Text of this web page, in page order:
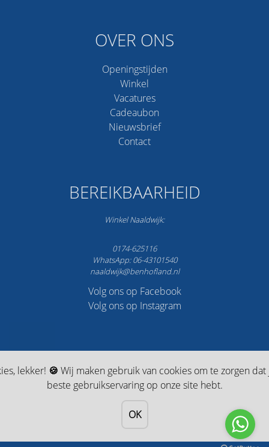
lekker! 🍪 Wij maken gebruik van cookies om te zorgen
beste gebruikservaring op onze site hebt.
OK
OVER ONS
Openingstijden
Winkel
Vacatures
Cadeaubon
Nieuwsbrief
Contact
BEREIKBAARHEID
Winkel Naaldwijk:
0174-625116
WhatsApp: 06-43101540
naaldwijk@benhofland.nl
Volg ons op Facebook
Volg ons op Instagram
Gratis verzending vanaf 75,- 5 jaar garantie* ✔️
Best
beoordeelde fotowinkel op Trustpilot: onze klanten geven 4,7 uit 5
© 1987 - 2024 Ringfoto Ben Hofland